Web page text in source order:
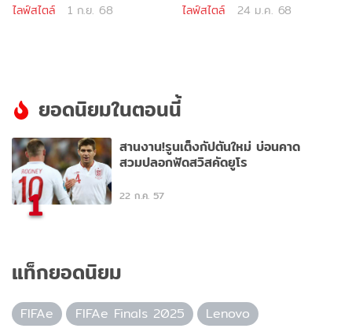
ไลฟ์สไตล์ 1 ก.ย. 68 ไลฟ์สไตล์ 24 ม.ค. 68
ยอดนิยมในตอนนี้
1
สานงาน!รูนเต็งกัปตันใหม่ บ่อนคาด
สวมปลอกฟัดสวิสคัดยูโร
22 ก.ค. 57
แท็กยอดนิยม
FIFAe FIFAe Finals 2025
Lenovo